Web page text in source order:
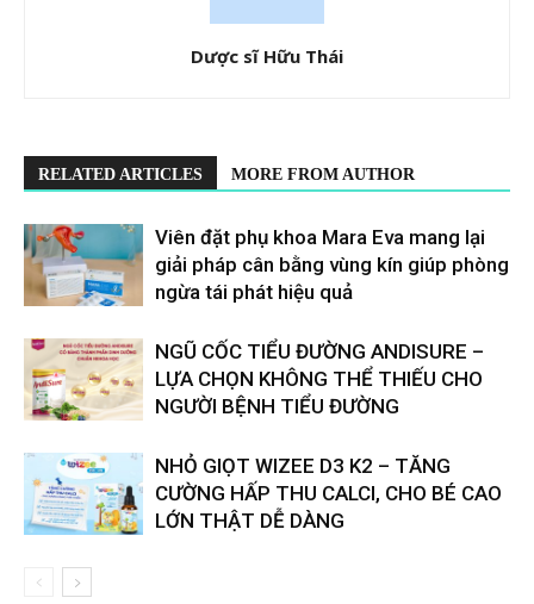
Dược sĩ Hữu Thái
RELATED ARTICLES MORE FROM AUTHOR
Viên đặt phụ khoa Mara Eva mang lại
giải pháp cân bằng vùng kín giúp phòng
ngừa tái phát hiệu quả
​​NGŨ CỐC TIỂU ĐƯỜNG ANDISURE –
LỰA CHỌN KHÔNG THỂ THIẾU CHO
NGƯỜI BỆNH TIỂU ĐƯỜNG
NHỎ GIỌT WIZEE D3 K2 – TĂNG
CƯỜNG HẤP THU CALCI, CHO BÉ CAO
LỚN THẬT DỄ DÀNG